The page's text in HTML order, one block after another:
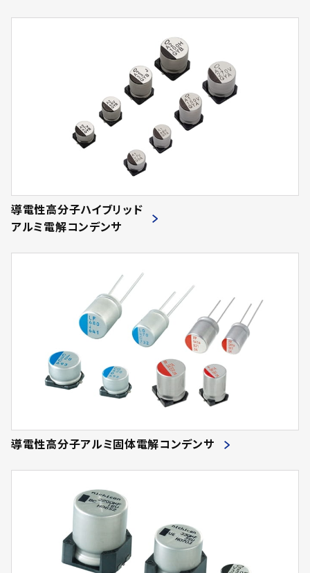
導電性高分子ハイブリッド
アルミ電解コンデンサ
導電性高分子アルミ固体電解コンデンサ